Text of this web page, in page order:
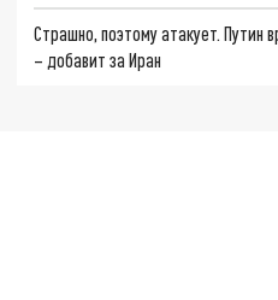
Страшно, поэтому атакует. Путин
– добавит за Иран